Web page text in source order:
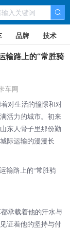
品牌 技术
输路上的“常胜骑
车网
对生活的憧憬和对
活力的城市。初来
东人骨子里那份勤
际运输的漫漫长
承载着他的汗水与
证着他的坚持与付